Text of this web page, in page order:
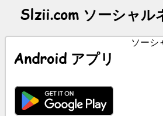
ー
ャ
ネ
Slzii.com ソーシャル
Android アプリ
ソーシ